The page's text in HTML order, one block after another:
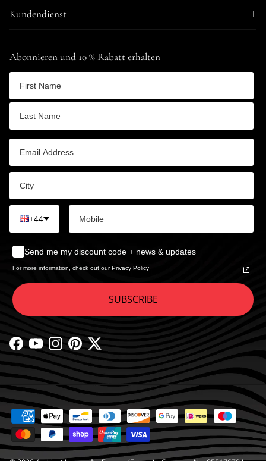
Kundendienst
Abonnieren und 10 % Rabatt erhalten
+44
Send me my discount code + news & updates
For more information, check out our Privacy Policy
SUBSCRIBE
Facebook
YouTubeInstagram
PinterestTwitter